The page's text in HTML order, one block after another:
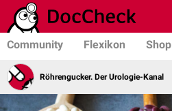
Community Flexikon Shop
Röhrengucker. Der Urologie-Kanal